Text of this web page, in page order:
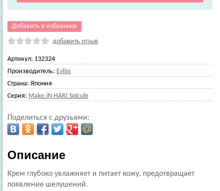
Добавить в избранное
добавить отзыв
Артикул: 132324
Производитель: Evliss
Страна: Япония
Серия: Make.iN HARI Spicule
Поделиться с друзьями:
Описание
Крем глубоко увлажняет и питает кожу, предотвращает
появление шелушений.